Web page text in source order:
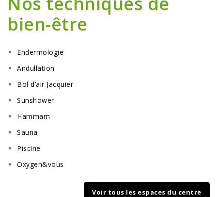
bien-être
Endermologie
Andullation
Bol d’air Jacquier
Sunshower
Hammam
Sauna
Piscine
Oxygen&vous
Voir tous les espaces du centre